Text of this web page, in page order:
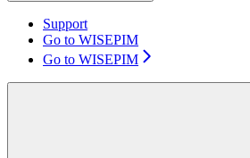
Support
Go to WISEPIM
Go to WISEPIM